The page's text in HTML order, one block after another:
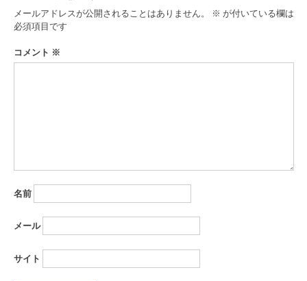
メールアドレスが公開されることはありません。 ※ が付いている欄は
必須項目です
コメント ※
名前
メール
サイト